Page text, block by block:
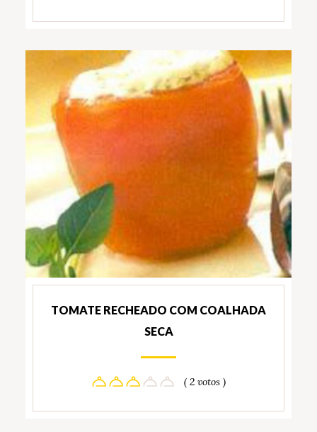
TOMATE RECHEADO COM COALHADA
SECA
( 2 votos )